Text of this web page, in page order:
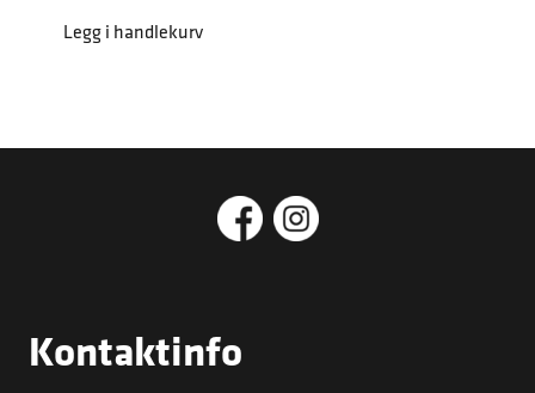
Legg i handlekurv
Kontaktinfo